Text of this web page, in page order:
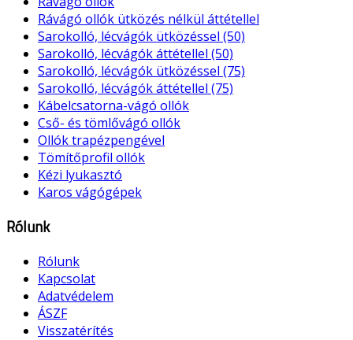
Rávágó ollók ütközés nélkül áttétellel
Sarokolló, lécvágók ütközéssel (50)
Sarokolló, lécvágók áttétellel (50)
Sarokolló, lécvágók ütközéssel (75)
Sarokolló, lécvágók áttétellel (75)
Kábelcsatorna-vágó ollók
Cső- és tömlővágó ollók
Ollók trapézpengével
Tömítőprofil ollók
Kézi lyukasztó
Karos vágógépek
Rólunk
Rólunk
Kapcsolat
Adatvédelem
ÁSZF
Visszatérítés